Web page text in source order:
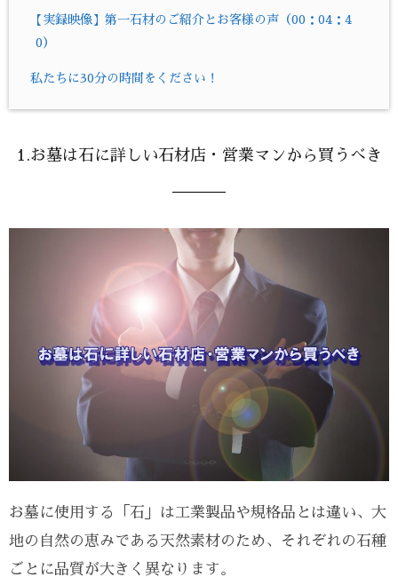
【実録映像】第一石材のご紹介とお客様の声（00：04：4
0）
私たちに30分の時間をください！
1.お墓は石に詳しい石材店・営業マンから買うべき
お墓に使用する「石」は工業製品や規格品とは違い、大
地の自然の恵みである天然素材のため、それぞれの石種
ごとに品質が大きく異なります。